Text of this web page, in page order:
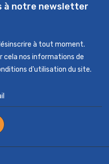
à notre newsletter
à tout moment.
cela nos informations de
d'utilisation du site.